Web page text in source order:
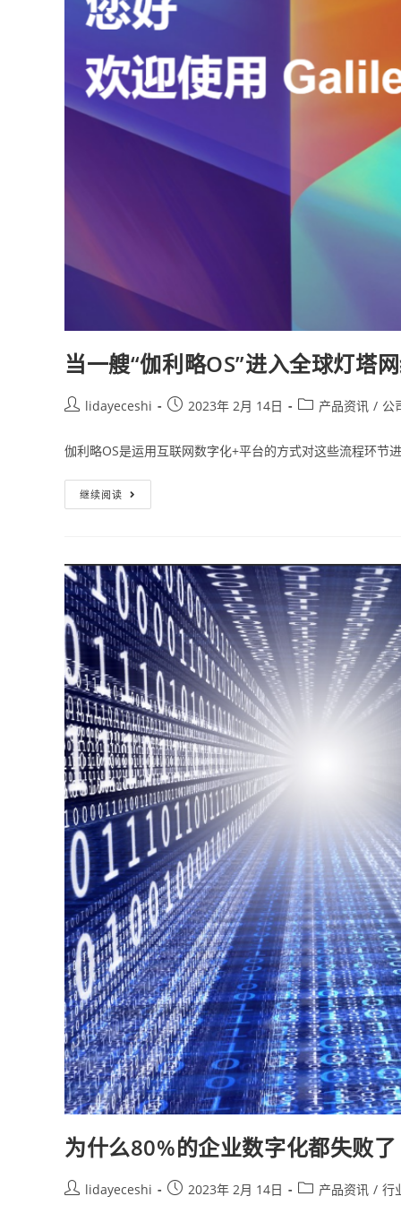
当一艘“伽利略OS”进入全球灯塔
lidayeceshi 2023年 2月 14日 产品资讯 / 公
伽利略OS是运用互联网数字化+平台的方式对这些流程环节
继续阅读
为什么80%的企业数字化都失败了
lidayeceshi 2023年 2月 14日 产品资讯 / 行